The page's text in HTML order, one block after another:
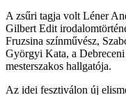
A zsűri tagja volt Léner
Gilbert Edit
Fruzsina színművész,
Györgyi Kata, a
mesterszakos hallgatója.
Az idei fesztiválon új